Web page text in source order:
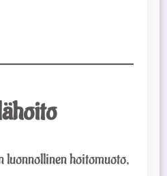
hoitomuoto,